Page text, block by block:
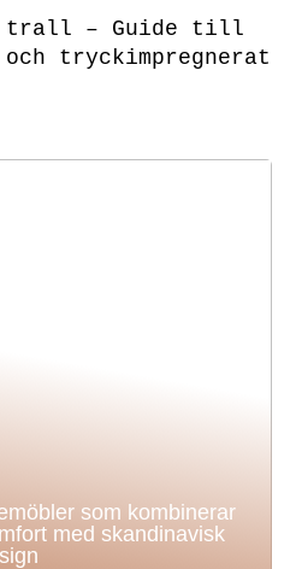
trall – Guide till
och tryckimpregnerat
som kombinerar
med skandinavisk